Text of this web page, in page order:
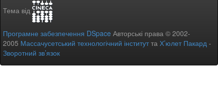
Тема від
Програмне забезпечення DSpace Авторські права © 2002-
2005 Массачусетський технологічний інститутта Х’юлет Пакард -
Зворотний зв’язок